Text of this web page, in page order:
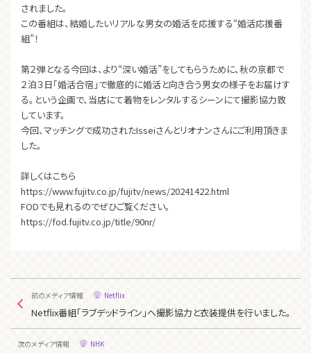
されました。
この番組は、結婚したいリアルな男女の婚活を応援する“婚活応援番
組”！
第２弾となる今回は、より“深い婚活”をしてもらうために、秋の京都で
２泊３日「婚活合宿」で徹底的に婚活と向き合う男女の様子をお届けす
る。という企画で、当店にて着物をレンタルするシーンにて撮影協力致
しています。
今回、マッチングで成功されたIsseiさんとリオナンさんにご利用頂きま
した。
詳しくはこちら
https://www.fujitv.co.jp/fujitv/news/20241422.html
FODでも見れるのでぜひご覧ください。
https://fod.fujitv.co.jp/title/90nr/
前のメディア情報 Netflix
Netflix番組「ラブデッドライン」へ撮影協力と衣装提供を行いました。
次のメディア情報 NHK